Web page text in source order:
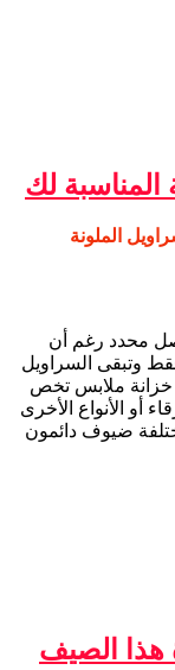
المناسبة لك
الملونة
محدد رغم أن
فقط وتبقى السراويل
خزانة ملابس تخص
أو الأنواع الأخرى
ضيوف دائمون
هذا الصيف